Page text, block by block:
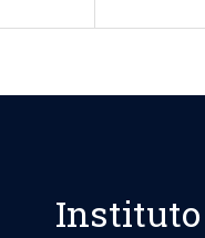
Instituto